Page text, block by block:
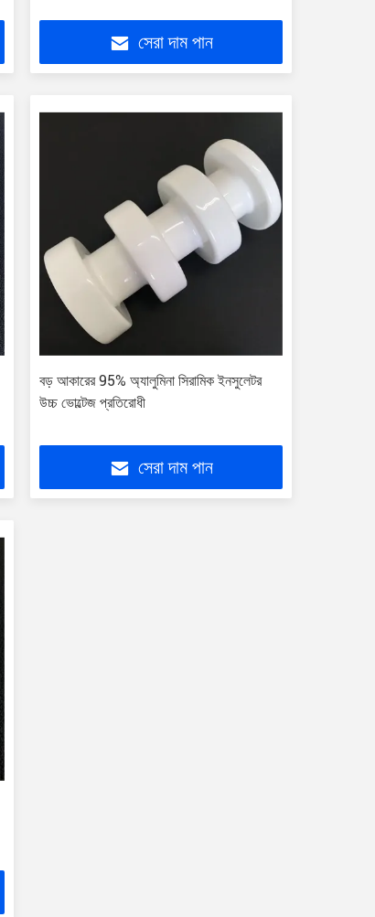
সেরা দাম পান
বড় আকারের 95% অ্যালুমিনা সিরামিক ইনসুলেটর
উচ্চ ভোল্টেজ প্রতিরোধী
সেরা দাম পান